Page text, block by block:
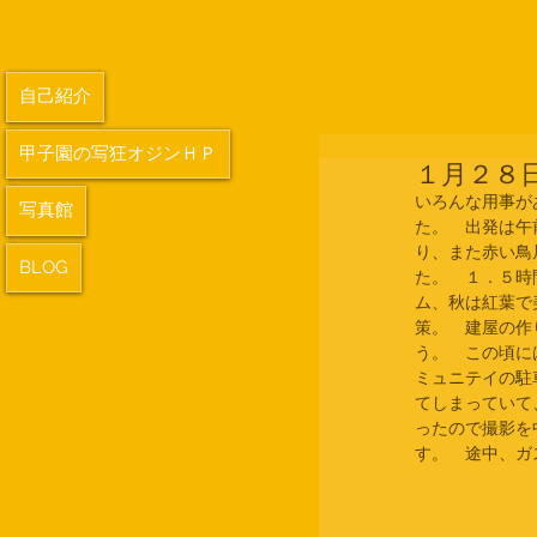
１月２
いろんな用事
た。　出発は
り、また赤い
た。　１．５
ム、秋は紅葉
策。　建屋の
う。　この頃
ミュニテイの
てしまってい
ったので撮影
す。　途中、
自己紹介
甲子園の写狂オジンＨＰ
写真館
BLOG